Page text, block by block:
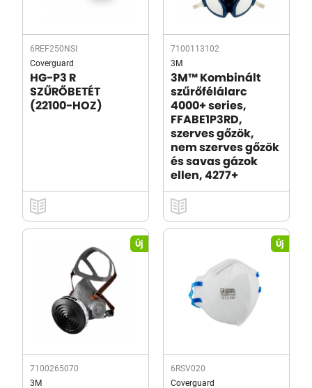
6REF250NSI
Coverguard
HG-P3 R
SZŰRŐBETÉT
(22100-HOZ)
7100113102
3M
3M™ Kombinált
szűrőfélálarc
4000+ series,
FFABE1P3RD,
szerves gőzök,
nem szerves gőzök
és savas gázok
ellen, 4277+
Új
7100265070
3M
Új
6RSV020
Coverguard